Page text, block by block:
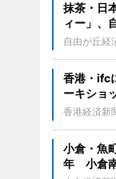
抹茶・日
ィー」、
自由が丘経
香港・ifc
ーキショ
香港経済新
小倉・魚
年 小倉